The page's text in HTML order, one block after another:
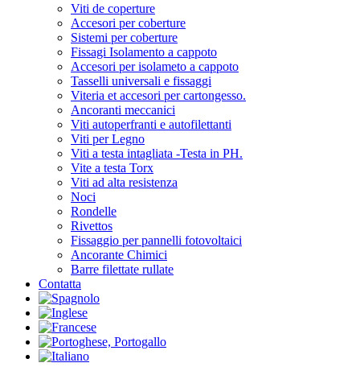
Viti de coperture
Accesori per coberture
Sistemi per coberture
Fissagi Isolamento a cappoto
Accesori per isolameto a cappoto
Tasselli universali e fissaggi
Viteria et accesori per cartongesso.
Ancoranti meccanici
Viti autoperfranti e autofilettanti
Viti per Legno
Viti a testa intagliata -Testa in PH.
Vite a testa Torx
Viti ad alta resistenza
Noci
Rondelle
Rivettos
Fissaggio per pannelli fotovoltaici
Ancorante Chimici
Barre filettate rullate
Contatta